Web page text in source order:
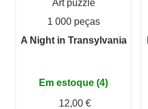
Art puzzle
1 000 peças
A Night in Transylvania
Em estoque (4)
12,00 €